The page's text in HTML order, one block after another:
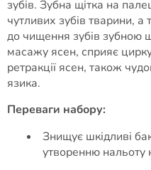
зубів. Зубна щітка на
чутливих зубів тварини,
до чищення зубів зубною
масажу ясен, сприяє
ретракції ясен, також
язика.
Переваги набору:
Знищує шкідливі
утворенню нальоту